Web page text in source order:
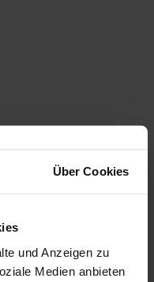
Über Cookies
und Anzeigen zu
Medien anbieten